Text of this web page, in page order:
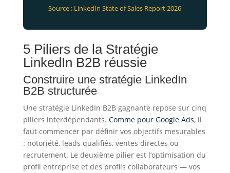
Source : LinkedIn State of Sales Report 2026
5 Piliers de la Stratégie
LinkedIn B2B réussie
Construire une stratégie LinkedIn
B2B structurée
Une stratégie LinkedIn B2B gagnante repose sur cinq
piliers interdépendants. Comme pour Google Ads, il
faut commencer par définir vos objectifs mesurables
: notoriété, leads qualifiés, ventes directes ou
recrutement. Le deuxième pilier est l’optimisation du
profil entreprise et des profils collaborateurs — vos